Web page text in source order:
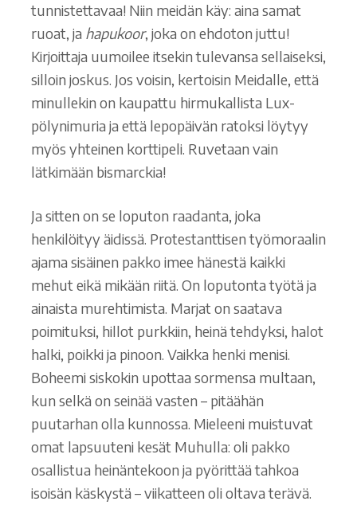
tunnistettavaa! Niin meidän käy: aina samat
ruoat, ja hapukoor, joka on ehdoton juttu!
Kirjoittaja uumoilee itsekin tulevansa sellaiseksi,
silloin joskus. Jos voisin, kertoisin Meidalle, että
minullekin on kaupattu hirmukallista Lux-
pölynimuria ja että lepopäivän ratoksi löytyy
myös yhteinen korttipeli. Ruvetaan vain
lätkimään bismarckia!
Ja sitten on se loputon raadanta, joka
henkilöityy äidissä. Protestanttisen työmoraalin
ajama sisäinen pakko imee hänestä kaikki
mehut eikä mikään riitä. On loputonta työtä ja
ainaista murehtimista. Marjat on saatava
poimituksi, hillot purkkiin, heinä tehdyksi, halot
halki, poikki ja pinoon. Vaikka henki menisi.
Boheemi siskokin upottaa sormensa multaan,
kun selkä on seinää vasten – pitäähän
puutarhan olla kunnossa. Mieleeni muistuvat
omat lapsuuteni kesät Muhulla: oli pakko
osallistua heinäntekoon ja pyörittää tahkoa
isoisän käskystä – viikatteen oli oltava terävä.